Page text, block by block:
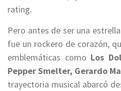
rating.
Pero antes de ser una
fue un rockero de corazón,
emblemáticas como Los
Pepper Smelter, Gerardo
trayectoria musical abarcó